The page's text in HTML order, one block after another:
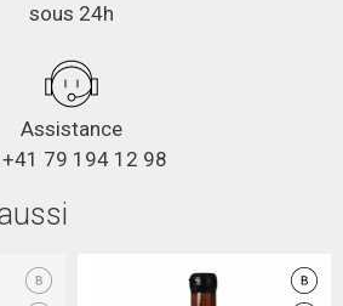
sous 24h
Assistance
+41 79 194 12 98